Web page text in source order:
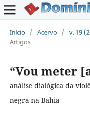
Início / Acervo / v. 19
Artigos
“Vou meter
análise dialógica da
negra na Bahia